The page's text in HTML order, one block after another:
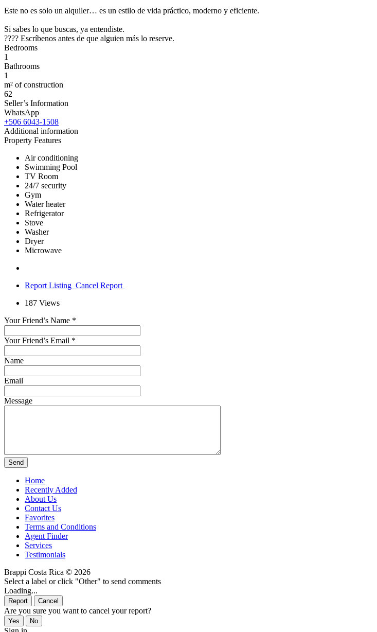
Este no es solo un alquiler… es un estilo de vida práctico, moderno y eficiente.
Si sabes lo que buscas, ya entendiste.
???? Escríbenos antes de que alguien más lo reserve.
Bedrooms
1
Bathrooms
1
m² of construction
62
Seller’s Information
WhatsApp
+506 6043-1508
Additional information
Property Features
Air conditioning
Swimming Pool
TV Room
24/7 security
Gym
Water heater
Refrigerator
Stove
Washer
Dryer
Microwave
Report Listing Cancel Report
187 Views
Your Friend’s Name *
Your Friend’s Email *
Name
Email
Message
Home
Recently Added
About Us
Contact Us
Favorites
Terms and Conditions
Agent Finder
Services
Testimonials
Brappi Costa Rica © 2026
Select a label or click "Other" to send comments
Loading...
Are you sure you want to cancel your report?